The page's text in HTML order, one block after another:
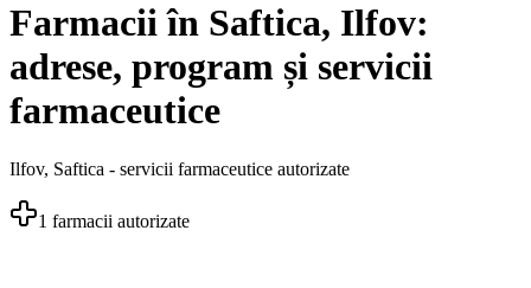
Farmacii în Saftica, Ilfov:
adrese, program și servicii
farmaceutice
Ilfov, Saftica - servicii farmaceutice autorizate
1 farmacii autorizate